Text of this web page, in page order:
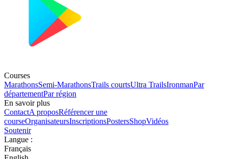
Courses
MarathonsSemi-MarathonsTrails courtsUltra TrailsIronmanPar
départementPar région
En savoir plus
ContactA proposRéférencer une
courseOrganisateursInscriptionsPostersShopVidéos
Soutenir
Langue :
Français